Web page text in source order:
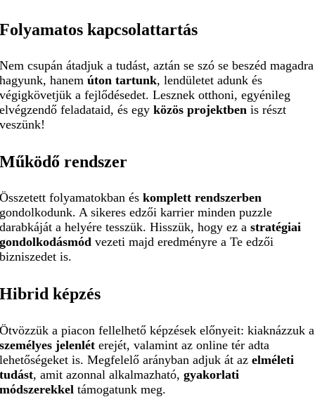
Folyamatoskapcsolattartás
Nem csupán átadjuk a tudást, aztán seszó se beszéd magadra
hagyunk, hanemúton tartunk, lendületet adunk és
végigkövetjük a fejlődésedet. Lesznek otthoni, egyénileg
elvégzendő feladataid, és egyközös projektben is részt
veszünk!
Működőrendszer
Összetett folyamatokban éskomplettrendszerben
gondolkodunk. A sikeres edzői karrier minden puzzle
darabkáját ahelyére tesszük. Hisszük, hogy ez astratégiai
gondolkodásmód vezeti majderedményre a Te edzői
bizniszedet is.
Hibrid képzés
Ötvözzük a piacon fellelhető képzések előnyeit: kiaknázzuk a
személyes jelenlét erejét, valamint az online tér adta
lehetőségeket is. Megfelelő arányban adjuk át azelméleti
tudást, amit azonnal alkalmazható,gyakorlati
módszerekkel támogatunk meg.